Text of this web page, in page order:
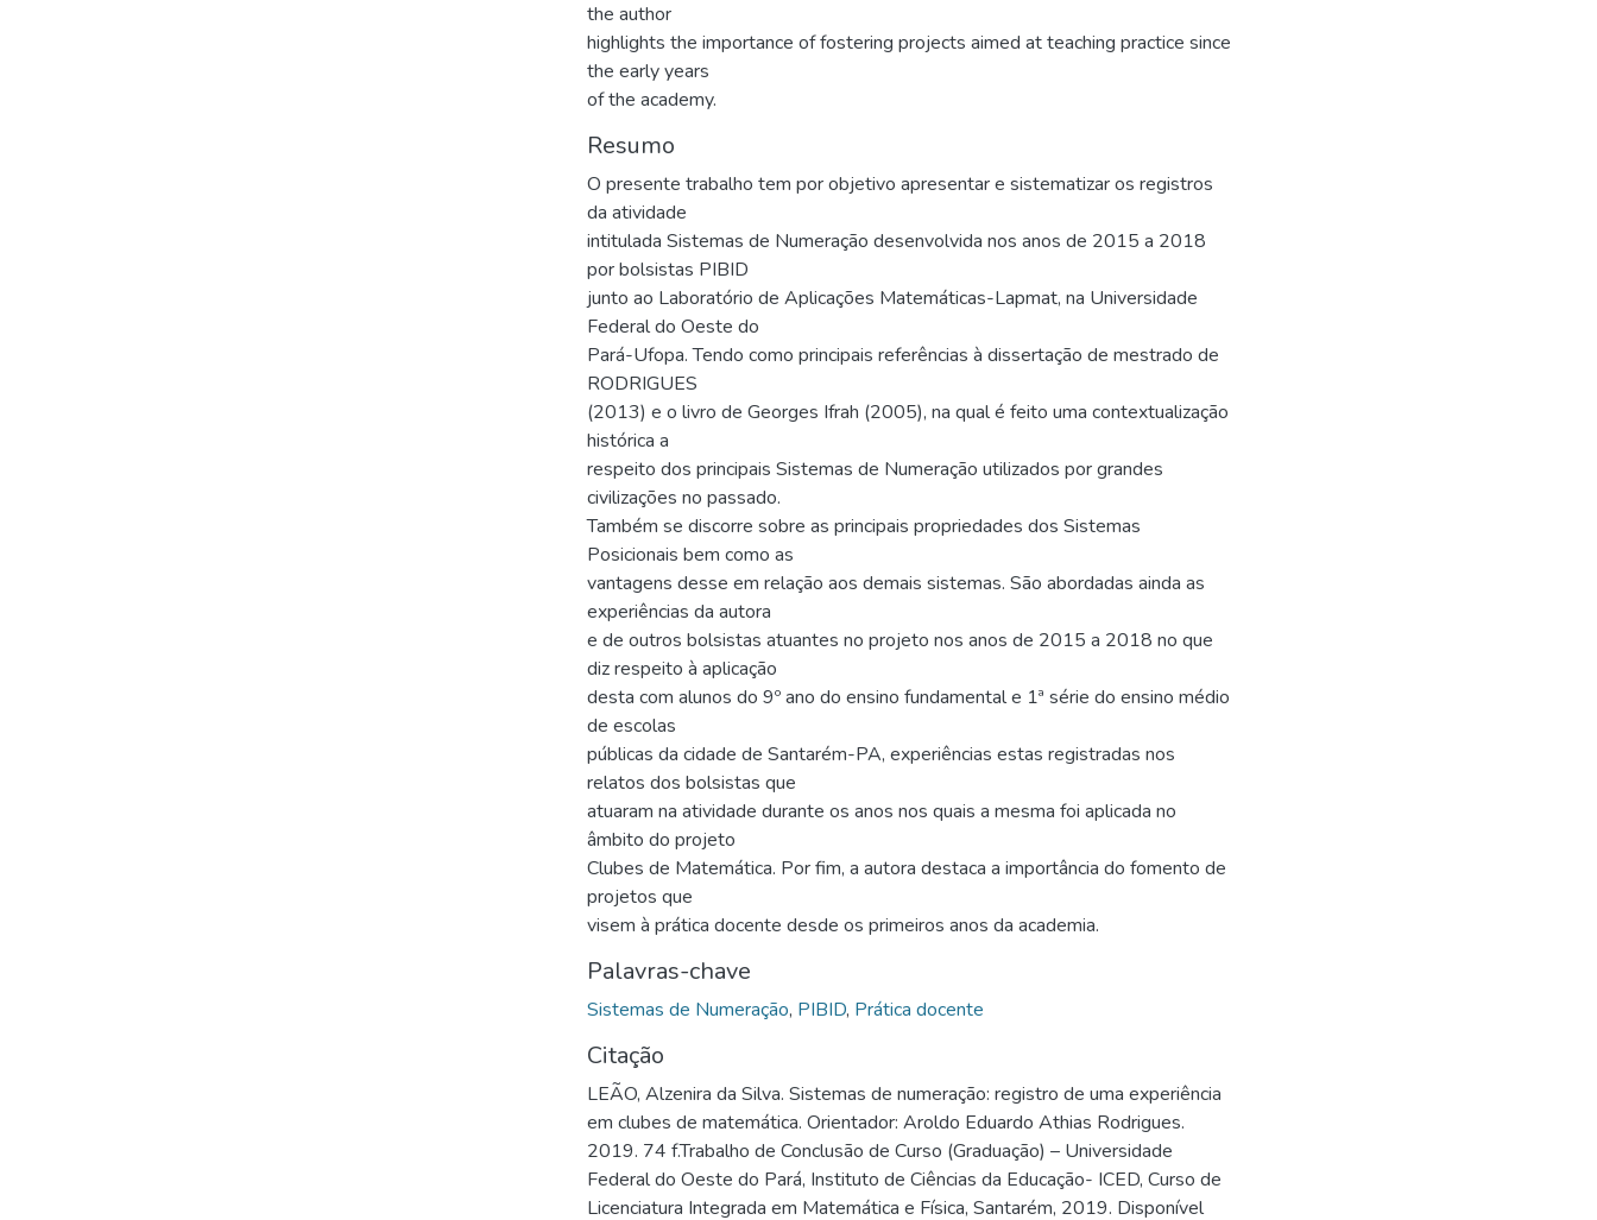
the author
highlights the importance of fostering projects aimed at teaching practice since
the early years
of the academy.
Resumo
O presente trabalho tem por objetivo apresentar e sistematizar os registros
da atividade
intitulada Sistemas de Numeração desenvolvida nos anos de 2015 a 2018
por bolsistas PIBID
junto ao Laboratório de Aplicações Matemáticas-Lapmat, na Universidade
Federal do Oeste do
Pará-Ufopa. Tendo como principais referências à dissertação de mestrado de
RODRIGUES
(2013) e o livro de Georges Ifrah (2005), na qual é feito uma contextualização
histórica a
respeito dos principais Sistemas de Numeração utilizados por grandes
civilizações no passado.
Também se discorre sobre as principais propriedades dos Sistemas
Posicionais bem como as
vantagens desse em relação aos demais sistemas. São abordadas ainda as
experiências da autora
e de outros bolsistas atuantes no projeto nos anos de 2015 a 2018 no que
diz respeito à aplicação
desta com alunos do 9º ano do ensino fundamental e 1ª série do ensino médio
de escolas
públicas da cidade de Santarém-PA, experiências estas registradas nos
relatos dos bolsistas que
atuaram na atividade durante os anos nos quais a mesma foi aplicada no
âmbito do projeto
Clubes de Matemática. Por fim, a autora destaca a importância do fomento de
projetos que
visem à prática docente desde os primeiros anos da academia.
Palavras-chave
Sistemas de Numeração, PIBID, Prática docente
Citação
LEÃO, Alzenira da Silva. Sistemas de numeração: registro de uma experiência
em clubes de matemática. Orientador: Aroldo Eduardo Athias Rodrigues.
2019. 74 f.Trabalho de Conclusão de Curso (Graduação) – Universidade
Federal do Oeste do Pará, Instituto de Ciências da Educação- ICED, Curso de
Licenciatura Integrada em Matemática e Física, Santarém, 2019. Disponível